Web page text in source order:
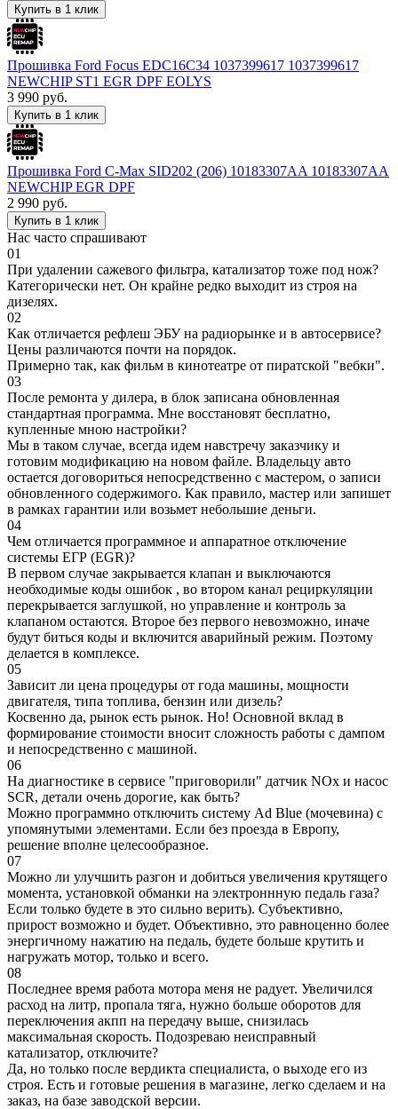
Купить в 1 клик
Прошивка Ford Focus EDC16C34 1037399617 1037399617
NEWCHIP ST1 EGR DPF EOLYS
3 990 руб.
Купить в 1 клик
Прошивка Ford C-Max SID202 (206) 10183307AA 10183307AA
NEWCHIP EGR DPF
2 990 руб.
Купить в 1 клик
Нас часто спрашивают
01
При удалении сажевого фильтра, катализатор тоже под нож?
Категорически нет. Он крайне редко выходит из строя на
дизелях.
02
Как отличается рефлеш ЭБУ на радиорынке и в автосервисе?
Цены различаются почти на порядок.
Примерно так, как фильм в кинотеатре от пиратской "вебки".
03
После ремонта у дилера, в блок записана обновленная
стандартная программа. Мне восстановят бесплатно,
купленные мною настройки?
Мы в таком случае, всегда идем навстречу заказчику и
готовим модификацию на новом файле. Владельцу авто
остается договориться непосредственно с мастером, о записи
обновленного содержимого. Как правило, мастер или запишет
в рамках гарантии или возьмет небольшие деньги.
04
Чем отличается программное и аппаратное отключение
системы ЕГР (EGR)?
В первом случае закрывается клапан и выключаются
необходимые коды ошибок , во втором канал рециркуляции
перекрывается заглушкой, но управление и контроль за
клапаном остаются. Второе без первого невозможно, иначе
будут биться коды и включится аварийный режим. Поэтому
делается в комплексе.
05
Зависит ли цена процедуры от года машины, мощности
двигателя, типа топлива, бензин или дизель?
Косвенно да, рынок есть рынок. Но! Основной вклад в
формирование стоимости вносит сложность работы с дампом
и непосредственно с машиной.
06
На диагностике в сервисе "приговорили" датчик NOx и насос
SCR, детали очень дорогие, как быть?
Можно программно отключить систему Ad Blue (мочевина) с
упомянутыми элементами. Если без проезда в Европу,
решение вполне целесообразное.
07
Можно ли улучшить разгон и добиться увеличения крутящего
момента, установкой обманки на электроннную педаль газа?
Если только будете в это сильно верить). Субъективно,
прирост возможно и будет. Объективно, это равноценно более
энергичному нажатию на педаль, будете больше крутить и
нагружать мотор, только и всего.
08
Последнее время работа мотора меня не радует. Увеличился
расход на литр, пропала тяга, нужно больше оборотов для
переключения акпп на передачу выше, снизилась
максимальная скорость. Подозреваю неисправный
катализатор, отключите?
Да, но только после вердикта специалиста, о выходе его из
строя. Есть и готовые решения в магазине, легко сделаем и на
заказ, на базе заводской версии.